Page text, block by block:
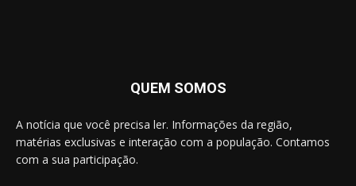
QUEM SOMOS
A notícia que você precisa ler. Informações da região,
matérias exclusivas e interação com a população. Contamos
com a sua participação.